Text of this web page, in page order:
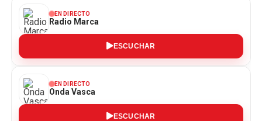
EN DIRECTO
Radio Marca
ESCUCHAR
EN DIRECTO
Onda Vasca
ESCUCHAR